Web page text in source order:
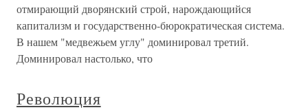
отмирающий дворянский строй, нарождающийся
капитализм и государственно-бюрократическая система.
В нашем "медвежьем углу" доминировал третий.
Доминировал настолько, что
Революция